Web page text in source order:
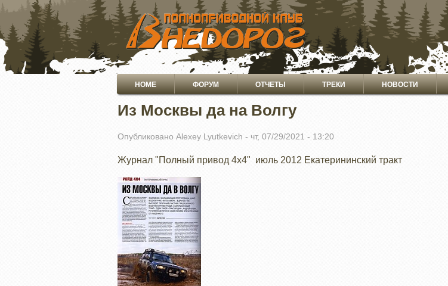
ПЕРЕЙТИ
ОСНОВНОМУ
СОДЕРЖАНИЮ
Основная
навигация
HOME ФОРУМ ОТЧЕТЫ ТРЕКИ НОВОСТИ
Из Москвы да на Волгу
Опубликовано Alexey Lyutkevich - чт, 07/29/2021 - 13:20
Журнал "Полный привод 4х4" июль 2012 Екатерининский тракт